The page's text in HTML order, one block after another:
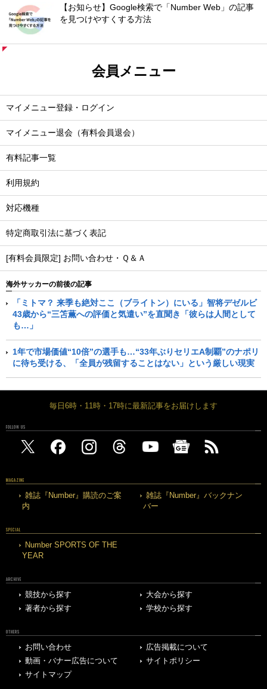
【お知らせ】Google検索で「Number Web」の記事
を見つけやすくする方法
会員メニュー
マイメニュー登録・ログイン
マイメニュー退会（有料会員退会）
有料記事一覧
利用規約
対応機種
特定商取引法に基づく表記
[有料会員限定] お問い合わせ・Ｑ＆Ａ
海外サッカーの前後の記事
「ミトマ？ 来季も絶対ここ（ブライトン）にいる」智将デゼルビ
43歳から“三笘薫への評価と気遣い”を直聞き「彼らは人間として
も…」
1年で市場価値“10倍”の選手も…“33年ぶりセリエA制覇”のナポリ
に待ち受ける、「全員が残留することはない」という厳しい現実
毎日6時・11時・17時に最新記事をお届けします
FOLLOW US
MAGAZINE
雑誌『Number』購読のご案
内
雑誌『Number』バックナン
バー
SPECIAL
Number SPORTS OF THE
YEAR
ARCHIVE
競技から探す
大会から探す
著者から探す
学校から探す
OTHERS
お問い合わせ
広告掲載について
動画・バナー広告について
サイトポリシー
サイトマップ